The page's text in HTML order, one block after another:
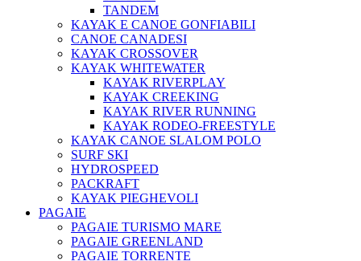
TANDEM
KAYAK E CANOE GONFIABILI
CANOE CANADESI
KAYAK CROSSOVER
KAYAK WHITEWATER
KAYAK RIVERPLAY
KAYAK CREEKING
KAYAK RIVER RUNNING
KAYAK RODEO-FREESTYLE
KAYAK CANOE SLALOM POLO
SURF SKI
HYDROSPEED
PACKRAFT
KAYAK PIEGHEVOLI
PAGAIE
PAGAIE TURISMO MARE
PAGAIE GREENLAND
PAGAIE TORRENTE